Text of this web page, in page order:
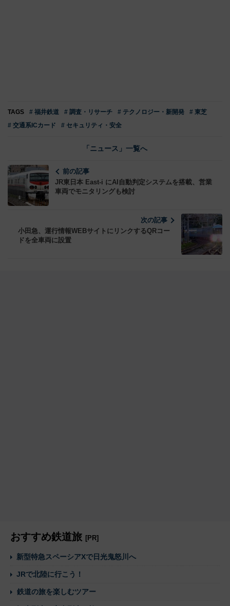
TAGS # 福井鉄道 # 調査・リサーチ # テクノロジー・新開発
# 東芝
# 交通系ICカード
# セキュリティ・安全
「ニュース」一覧へ
前の記事
JR東日本 East-i にAI自動判定システムを搭載、営業
車両でモニタリングも検討
次の記事
小田急、運行情報WEBサイトにリンクするQRコー
ドを全車両に設置
おすすめ鉄道旅 [PR]
新型特急スペーシアXで日光鬼怒川へ
JRで北陸に行こう！
鉄道の旅を楽しむツアー